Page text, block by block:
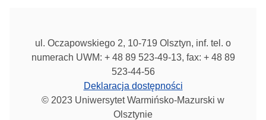
ul. Oczapowskiego 2, 10-719 Olsztyn, inf. tel. o
numerach UWM: + 48 89 523-49-13, fax: + 48 89
523-44-56
Deklaracja dostępności
© 2023 Uniwersytet Warmińsko-Mazurski w
Olsztynie